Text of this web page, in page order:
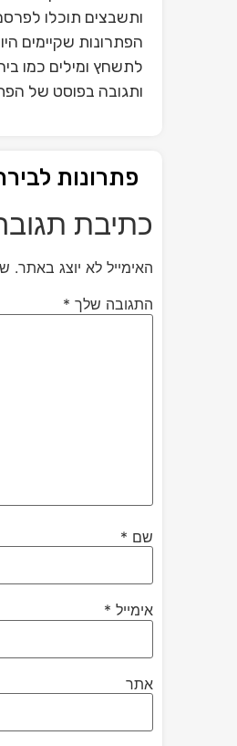
ותשבצים תוכלו
הפתרונות שקיימים
לתשחץ ומילים כמו
ותגובה בפוסט של
פתרונות
כתיבת
האימייל לא יוצג באתר.
התגובה שלך *
שם *
אימייל *
אתר